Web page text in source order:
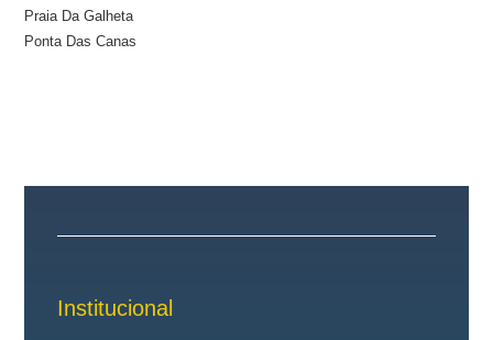
Praia Da Galheta
Ponta Das Canas
Institucional